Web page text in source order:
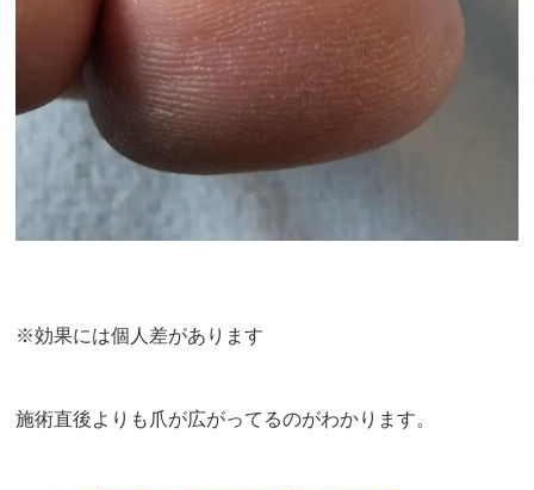
※効果には個人差があります
施術直後よりも爪が広がってるのがわかります。